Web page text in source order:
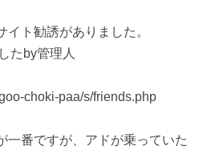
ト勧誘がありました。
たby管理人
choki-paa/s/friends.php
一番ですが、アドが乗っていた